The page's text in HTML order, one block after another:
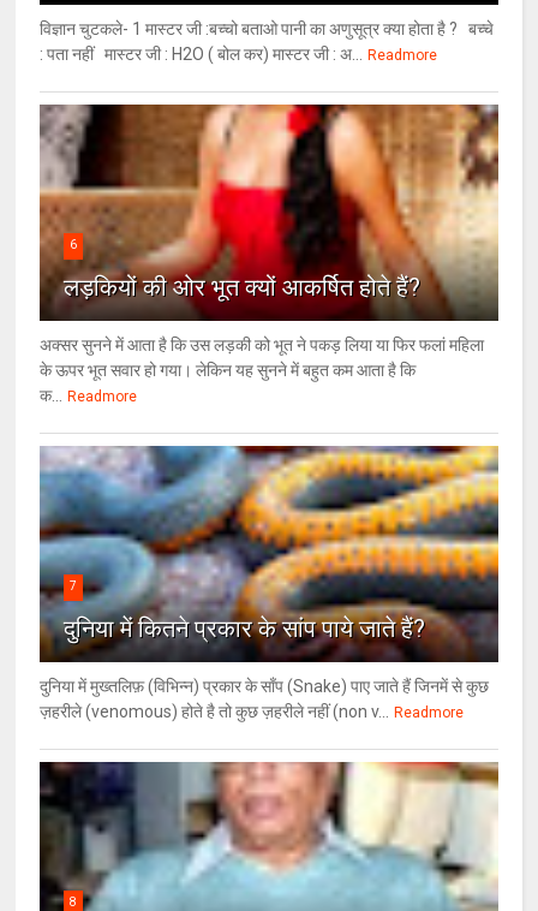
विज्ञान चुटकले- 1 मास्टर जी :बच्चो बताओ पानी का अणुसूत्र क्या होता है ? बच्चे
: पता नहीं मास्टर जी : H2O ( बोल कर) मास्टर जी : अ... Readmore
6
लड़कियों की ओर भूत क्‍यों आकर्षित होते हैं?
अक्सर सुनने में आता है कि उस लड़की को भूत ने पकड़ लिया या फिर फलां महिला
के ऊपर भूत सवार हो गया। लेकिन यह सुनने में बहुत कम आता है कि
क... Readmore
7
दुनिया में कितने प्रकार के सांप पाये जाते हैं?
दुनिया में मुख्तलिफ़ (विभिन्न) प्रकार के साँप (Snake) पाए जाते हैं जिनमें से कुछ
ज़हरीले (venomous) होते है तो कुछ ज़हरीले नहीं (non v... Readmore
8